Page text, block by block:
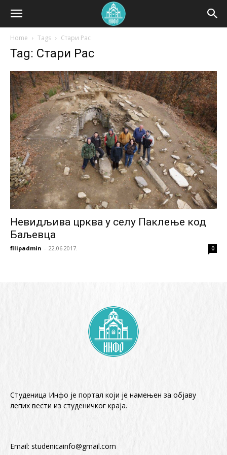
Home Tags Стари Рас
Tag: Стари Рас
Невидљива црква у селу Паклење код
Баљевца
filipadmin - 22.06.2017. 0
Студеница Инфо је портал који је намењен за објaву
лепих вести из студеничког краја.
Email: studenicainfo@gmail.com